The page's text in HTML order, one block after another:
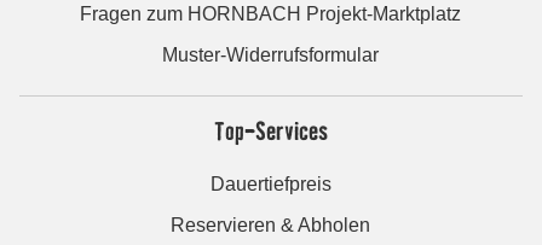
Fragen zum HORNBACH Projekt-Marktplatz
Muster-Widerrufsformular
Top-Services
Dauertiefpreis
Reservieren & Abholen